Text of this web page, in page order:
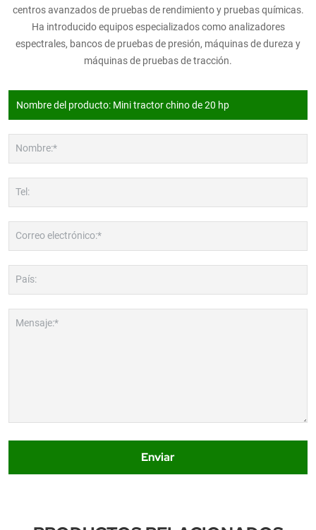
centros avanzados de pruebas de rendimiento y pruebas químicas.
Ha introducido equipos especializados como analizadores
espectrales, bancos de pruebas de presión, máquinas de dureza y
máquinas de pruebas de tracción.
Nombre:*
Tel:
Correo electrónico:*
País:
Mensaje:*
Enviar